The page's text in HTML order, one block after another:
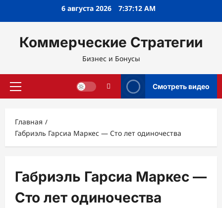
6 августа 2026 7:37:12 AM
Коммерческие Стратегии
Бизнес и Бонусы
Основное
Смотреть видео
Главная
Габриэль Гарсиа Маркес — Сто лет одиночества
Габриэль Гарсиа Маркес —
Сто лет одиночества